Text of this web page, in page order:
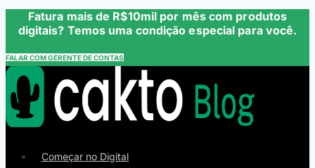
Fatura mais de R$10mil por mês com produtos
digitais? Temos uma condição especial para você.
FALAR COM GERENTE DE CONTAS
Começar no Digital